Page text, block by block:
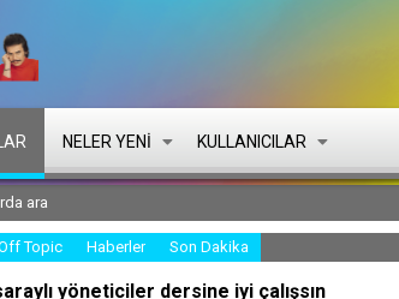
NELER YENI KULLANICILAR
ara
Topic Haberler Son Dakika
yöneticiler dersine iyi çalışsın